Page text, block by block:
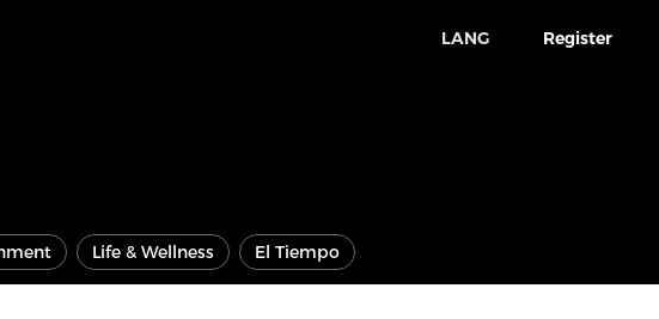
LANG Register
Life & Wellness El Tiempo